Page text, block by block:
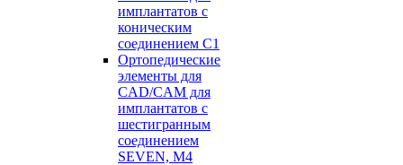
имплантатов с
коническим
соединением С1
Ортопедические
элементы для
CAD/CAM для
имплантатов с
шестигранным
соединением
SEVEN, М4